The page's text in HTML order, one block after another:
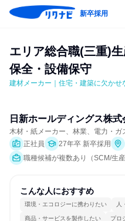
新卒採用
エリア総合職(三重)
保全・設備保守
建材メーカー｜住宅・建築に欠かせ
日新ホールディングス株式
木材・紙メーカー、林業、電力・ガ
正社員
27年卒 新卒採用
職種候補が複数あり（SCM/生
こんな人におすすめ
環境・エコロジーに携わりたい 人
商品・サービスを製作したい プロ